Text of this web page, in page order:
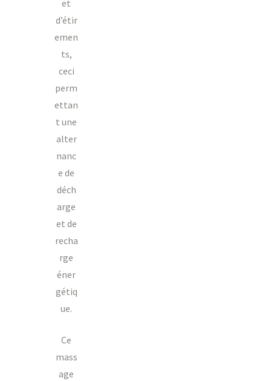
et
d’étir
emen
ts,
ceci
perm
ettan
t une
alter
nanc
e de
déch
arge
et de
recha
rge
éner
gétiq
ue.
Ce
mass
age